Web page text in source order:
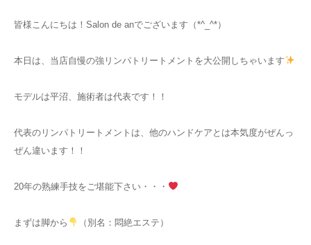
皆様こんにちは！Salon de anでございます（*^_^*）
本日は、当店自慢の強リンパトリートメントを大公開しちゃいます
モデルは平沼、施術者は代表です！！
代表のリンパトリートメントは、他のハンドケアとは本気度がぜんっ
ぜん違います！！
20年の熟練手技をご堪能下さい・・・
まずは脚から （別名：悶絶エステ）